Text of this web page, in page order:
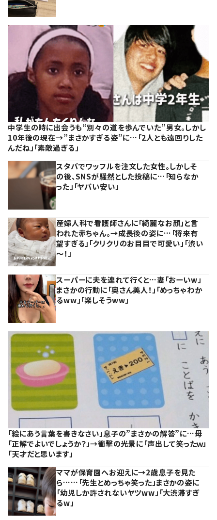
中学生の時に出会うも“別々の道を歩んでいた”男女。しかし
10年後の現在→”まさかすぎる姿”に…「2人とも遠回りした
んだね」「素敵過ぎる」
スタバでワッフルを注文した女性。しかしそ
の後、SNSが騒然とした投稿に…「知らなか
った」「ヤバい安い」
産婦人科で看護師さんに「綺麗なお顔」と言
われた赤ちゃん。→成長後の姿に…「将来有
望すぎる」「クリクリのお目目で可愛い」「渋い
～！」
スーパーに夫を連れて行くと…妻「おーいw」
まさかの行動に「奥さん美人！」「めっちゃわか
るww」「楽しそうww」
「絵にあう言葉を書きなさい」息子の”まさかの解答”に…母
「正解でよいでしょうか？」→衝撃の光景に「声出して笑ったｗ」
「天才だと思います」
ママが保育園へお迎えに→2歳息子を見た
ら……「先生とめっちゃ笑った」まさかの姿に
「幼児しか許されないヤツww」「大渋滞すぎ
るw」